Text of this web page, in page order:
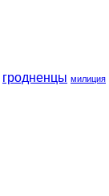
гродненцы милиция